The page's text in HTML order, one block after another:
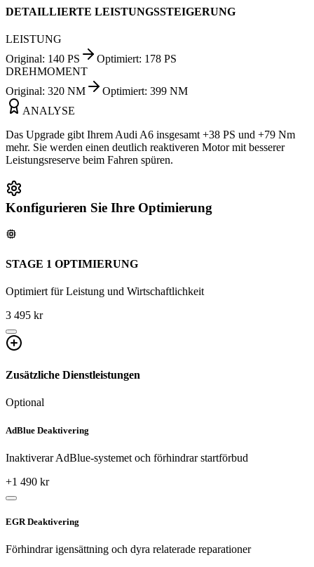
DETAILLIERTE LEISTUNGSSTEIGERUNG
LEISTUNG
Original: 140 PS Optimiert: 178 PS
DREHMOMENT
Original: 320 NM Optimiert: 399 NM
ANALYSE
Das Upgrade gibt Ihrem Audi A6 insgesamt +38 PS und +79 Nm
mehr. Sie werden einen deutlich reaktiveren Motor mit besserer
Leistungsreserve beim Fahren spüren.
Konfigurieren Sie Ihre Optimierung
STAGE 1 OPTIMIERUNG
Optimiert für Leistung und Wirtschaftlichkeit
3 495 kr
Zusätzliche Dienstleistungen
Optional
AdBlue Deaktivering
Inaktiverar AdBlue-systemet och förhindrar startförbud
+1 490 kr
EGR Deaktivering
Förhindrar igensättning och dyra relaterade reparationer